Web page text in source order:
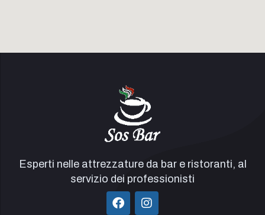
Esperti nelle attrezzature da bar e ristoranti, al
servizio dei professionisti